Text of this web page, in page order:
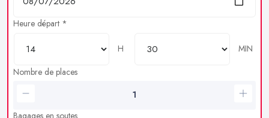
Heure départ *
H
MIN
Nombre de places
Bagages en soutes